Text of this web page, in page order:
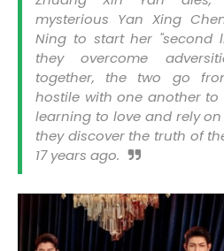
mysterious Yan Xing
Ning to start her "second
they overcome
together, the two go
hostile with one another to
learning to love and rely
they discover the truth of
17 years ago.